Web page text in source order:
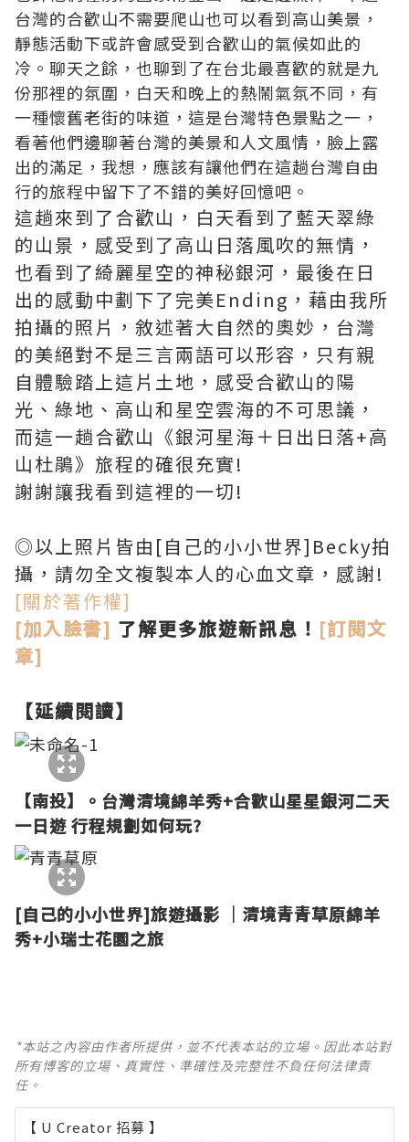
台灣的合歡山不需要爬山也可以看到高山美景，
靜態活動下或許會感受到合歡山的氣候如此的
冷。聊天之餘，也聊到了在台北最喜歡的就是九
份那裡的氛圍，白天和晚上的熱鬧氣氛不同，有
一種懷舊老街的味道，這是台灣特色景點之一，
看著他們邊聊著台灣的美景和人文風情，臉上露
出的滿足，我想，應該有讓他們在這趟台灣自由
行的旅程中留下了不錯的美好回憶吧。
這趟來到了合歡山，白天看到了藍天翠綠
的山景，感受到了高山日落風吹的無情，
也看到了綺麗星空的神秘銀河，最後在日
出的感動中劃下了完美Ending，藉由我所
拍攝的照片，敘述著大自然的奧妙，台灣
的美絕對不是三言兩語可以形容，只有親
自體驗踏上這片土地，感受合歡山的陽
光、綠地、高山和星空雲海的不可思議，
而這一趟合歡山《銀河星海＋日出日落+高
山杜鵑》旅程的確很充實!
謝謝讓我看到這裡的一切!
◎以上照片皆由[自己的小小世界]Becky拍
攝，請勿全文複製本人的心血文章，感謝!
[關於著作權]
[加入臉書] 了解更多旅遊新訊息！ [訂閱文
章]
【延續閱讀】
【南投】。台灣清境綿羊秀+合歡山星星銀河二天
一日遊 行程規劃如何玩?
[自己的小小世界]旅遊攝影 │清境青青草原綿羊
秀+小瑞士花園之旅
*本站之內容由作者所提供，並不代表本站的立場。因此本站對
所有博客的立場、真實性、準確性及完整性不負任何法律責
任。
【 U Creator 招募 】